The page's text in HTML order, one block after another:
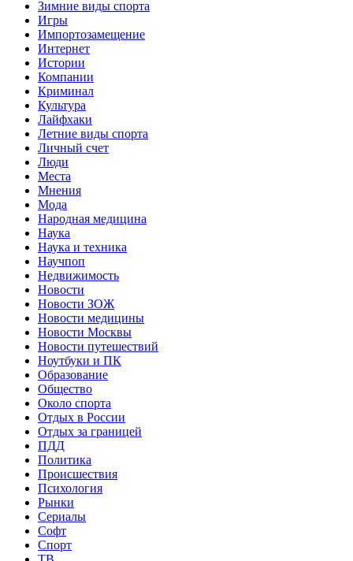
Зимние виды спорта
Игры
Импортозамещение
Интернет
Истории
Компании
Криминал
Культура
Лайфхаки
Летние виды спорта
Личный счет
Люди
Места
Мнения
Мода
Народная медицина
Наука
Наука и техника
Научпоп
Недвижимость
Новости
Новости ЗОЖ
Новости медицины
Новости Москвы
Новости путешествий
Ноутбуки и ПК
Образование
Общество
Около спорта
Отдых в России
Отдых за границей
ПДД
Политика
Происшествия
Психология
Рынки
Сериалы
Софт
Спорт